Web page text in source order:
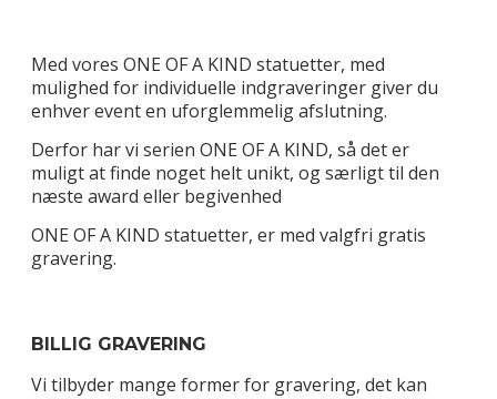
Med vores ONE OF A KIND statuetter, med
mulighed for individuelle indgraveringer giver du
enhver event en uforglemmelig afslutning.
Derfor har vi serien ONE OF A KIND, så det er
muligt at finde noget helt unikt, og særligt til den
næste award eller begivenhed
ONE OF A KIND statuetter, er med valgfri gratis
gravering.
BILLIG GRAVERING
Vi tilbyder mange former for gravering, det kan